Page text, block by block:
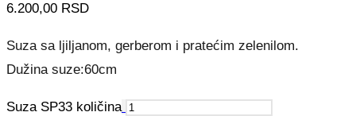
6.200,00 RSD
Suza sa ljiljanom, gerberom i pratećim zelenilom.
Dužina suze:60cm
Suza SP33 količina